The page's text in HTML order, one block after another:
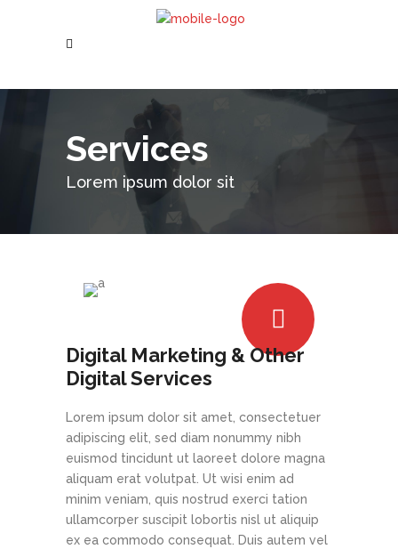
Services
Lorem ipsum dolor sit
Digital Marketing & Other
Digital Services
Lorem ipsum dolor sit amet, consectetuer
adipiscing elit, sed diam nonummy nibh
euismod tincidunt ut laoreet dolore magna
aliquam erat volutpat. Ut wisi enim ad
minim veniam, quis nostrud exerci tation
ullamcorper suscipit lobortis nisl ut aliquip
ex ea commodo consequat. Duis autem vel